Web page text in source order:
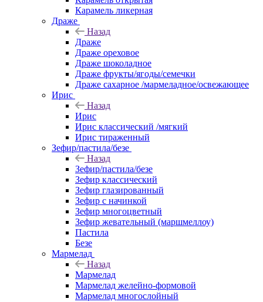
Карамель ликерная
Драже
Назад
Драже
Драже ореховое
Драже шоколадное
Драже фрукты/ягоды/семечки
Драже сахарное /мармеладное/освежающее
Ирис
Назад
Ирис
Ирис классический /мягкий
Ирис тираженный
Зефир/пастила/безе
Назад
Зефир/пастила/безе
Зефир классический
Зефир глазированный
Зефир с начинкой
Зефир многоцветный
Зефир жевательный (маршмеллоу)
Пастила
Безе
Мармелад
Назад
Мармелад
Мармелад желейно-формовой
Мармелад многослойный